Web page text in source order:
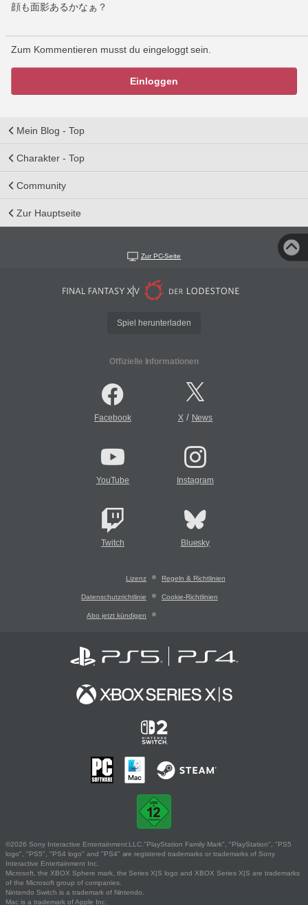
顔も面影あるかなぁ？
Zum Kommentieren musst du eingeloggt sein.
Einloggen
Mein Blog - Top
Charakter - Top
Community
Zur Hauptseite
Zur PC-Seite
Spiel herunterladen
Offizielle Informationen
Facebook X/ News
YouTube Instagram
Twitch Bluesky
Lizenz Regeln & Richtlinien
Datenschutzrichtlinie Cookie-Richtlinien
Abo jetzt kündigen
©2026 Sony Interactive Entertainment LLC."PlayStation Family Mark", "PlayStation", "PS5
logo", "PS5", "PS4 logo" and "PS4" are registered trademarks or trademarks of Sony
Interactive Entertainment Inc.
Microsoft, the XBOX Sphere mark, the Series X|S logo and XBOX Series X|S are trademarks
of the Microsoft group of companies.
Nintendo Switch is a trademark of Nintendo.
Mac is a trademark of Apple Inc.